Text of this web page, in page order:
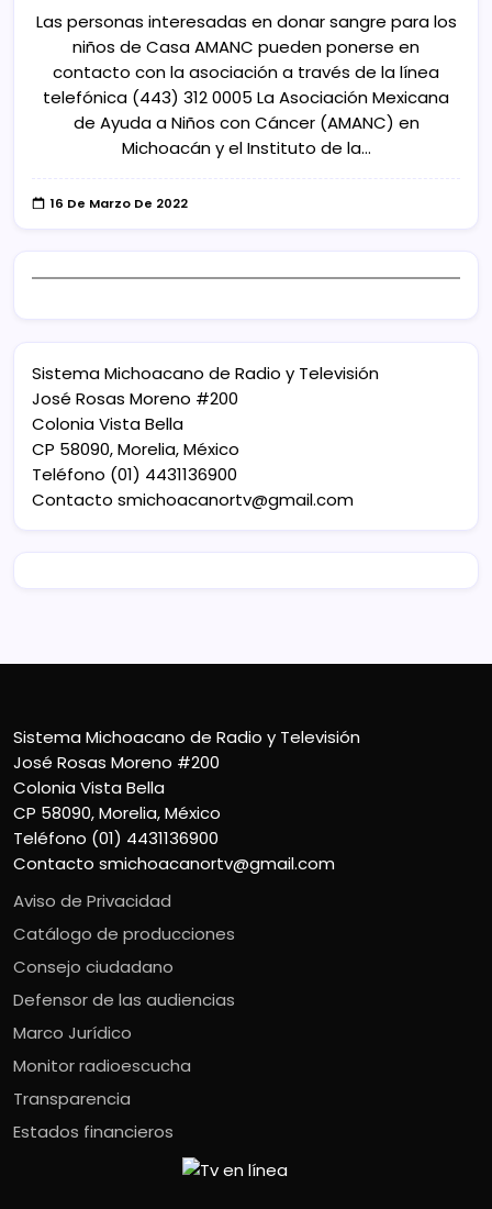
Las personas interesadas en donar sangre para los
niños de Casa AMANC pueden ponerse en
contacto con la asociación a través de la línea
telefónica (443) 312 0005 La Asociación Mexicana
de Ayuda a Niños con Cáncer (AMANC) en
Michoacán y el Instituto de la…
16 De Marzo De 2022
Sistema Michoacano de Radio y Televisión
José Rosas Moreno #200
Colonia Vista Bella
CP 58090, Morelia, México
Teléfono (01) 4431136900
Contacto smichoacanortv@gmail.com
Sistema Michoacano de Radio y Televisión
José Rosas Moreno #200
Colonia Vista Bella
CP 58090, Morelia, México
Teléfono (01) 4431136900
Contacto smichoacanortv@gmail.com
Aviso de Privacidad
Catálogo de producciones
Consejo ciudadano
Defensor de las audiencias
Marco Jurídico
Monitor radioescucha
Transparencia
Estados financieros